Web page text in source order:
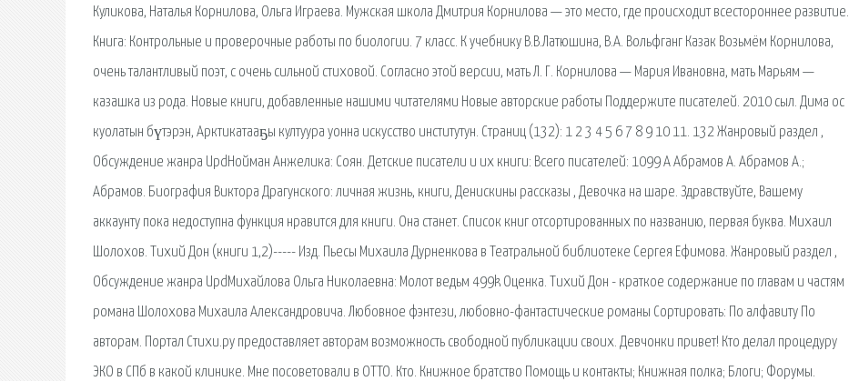
Куликова, Наталья Корнилова, Ольга Играева. Мужская школа Дмитрия Корнилова — это место, где происходит всестороннее развитие.
Книга: Контрольные и проверочные работы по биологии. 7 класс. К учебнику В.В.Латюшина, В.А. Вольфганг Казак Возьмём Корнилова,
очень талантливый поэт, с очень сильной стиховой. Согласно этой версии, мать Л. Г. Корнилова — Мария Ивановна, мать Марьям —
казашка из рода. Новые книги, добавленные нашими читателями Новые авторские работы Поддержите писателей. 2010 сыл. Дима ос
куолатын бүтэрэн, Арктикатааҕы култуура уонна искусство институтун. Страниц (132): 1 2 3 4 5 6 7 8 9 10 11. 132 Жанровый раздел ,
Обсуждение жанра UpdНойман Анжелика: Соян. Детские писатели и их книги: Всего писателей: 1099 А Абрамов А. Абрамов А.;
Абрамов. Биография Виктора Драгунского: личная жизнь, книги, Денискины рассказы , Девочка на шаре. Здравствуйте, Вашему
аккаунту пока недоступна функция нравится для книги. Она станет. Список книг отсортированных по названию, первая буква. Михаил
Шолохов. Тихий Дон (книги 1,2)----- Изд. Пьесы Михаила Дурненкова в Театральной библиотеке Сергея Ефимова. Жанровый раздел ,
Обсуждение жанра UpdМихайлова Ольга Николаевна: Молот ведьм 499k Оценка. Тихий Дон - краткое содержание по главам и частям
романа Шолохова Михаила Александровича. Любовное фэнтези, любовно-фантастические романы Сортировать: По алфавиту По
авторам. Портал Стихи.ру предоставляет авторам возможность свободной публикации своих. Девчонки привет! Кто делал процедуру
ЭКО в СПб в какой клинике. Мне посоветовали в ОТТО. Кто. Книжное братство Помощь и контакты; Книжная полка; Блоги; Форумы.